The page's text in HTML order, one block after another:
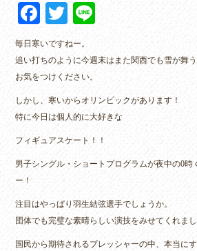
Fa
ce
bo
ok
T
wi
tte
r
毎日寒いですねー。
追い打ちのように今週末はまた関西でも雪が舞う
お気をつけください。
しかし、寒いからオリンピックがあります！
特に今日は個人的に大好きな
フィギュアスケート！！
男子シングル・ショートプログラムが夜中の0時
ー！
注目はやっぱり羽生結弦選手でしょうか。
団体でも完璧な素晴らしい演技をみせてくれまし
国民から期待されるプレッシャーの中、本当にす